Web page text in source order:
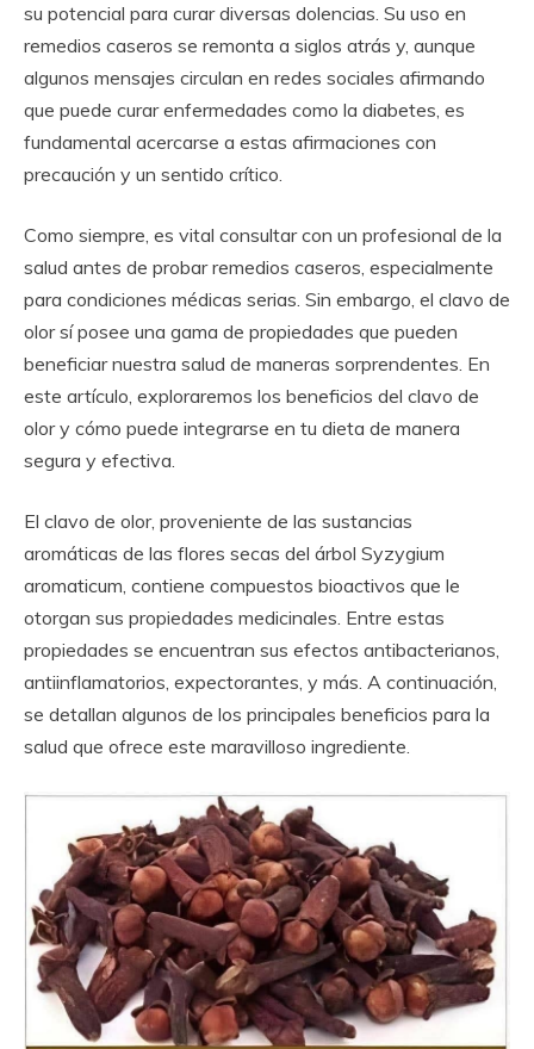
su potencial para curar diversas dolencias. Su uso en
remedios caseros se remonta a siglos atrás y, aunque
algunos mensajes circulan en redes sociales afirmando
que puede curar enfermedades como la diabetes, es
fundamental acercarse a estas afirmaciones con
precaución y un sentido crítico.
Como siempre, es vital consultar con un profesional de la
salud antes de probar remedios caseros, especialmente
para condiciones médicas serias. Sin embargo, el clavo de
olor sí posee una gama de propiedades que pueden
beneficiar nuestra salud de maneras sorprendentes. En
este artículo, exploraremos los beneficios del clavo de
olor y cómo puede integrarse en tu dieta de manera
segura y efectiva.
El clavo de olor, proveniente de las sustancias
aromáticas de las flores secas del árbol Syzygium
aromaticum, contiene compuestos bioactivos que le
otorgan sus propiedades medicinales. Entre estas
propiedades se encuentran sus efectos antibacterianos,
antiinflamatorios, expectorantes, y más. A continuación,
se detallan algunos de los principales beneficios para la
salud que ofrece este maravilloso ingrediente.